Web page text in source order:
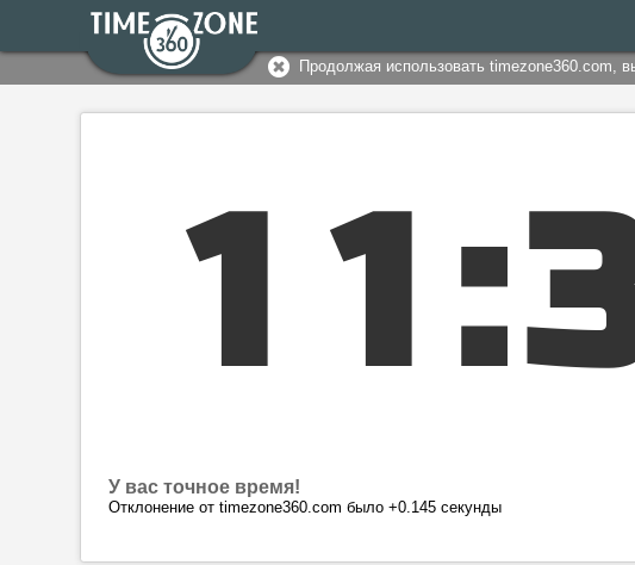
Продолжая использовать timezone360.com,
1 1:
У вас точное время!
Отклонение от timezone360.com было +0.145 секунды